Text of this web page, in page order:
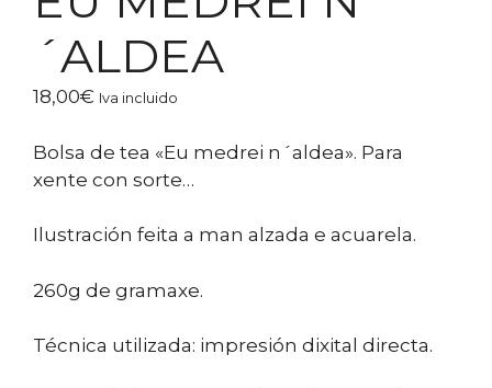
´ALDEA
18,00€ Iva incluido
Bolsa de tea «Eu medrei n´aldea». Para
xente con sorte…
Ilustración feita a man alzada e acuarela.
260g de gramaxe.
Técnica utilizada: impresión dixital directa.